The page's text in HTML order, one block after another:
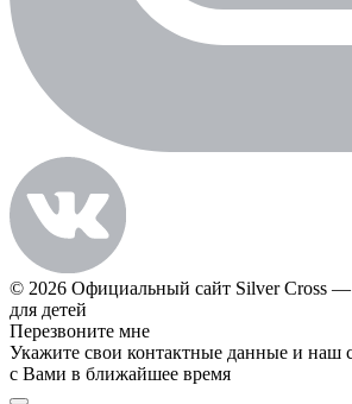
© 2026 Официальный сайт Silver Cross —
для детей
Перезвоните мне
Укажите свои контактные данные и наш
с Вами в ближайшее время